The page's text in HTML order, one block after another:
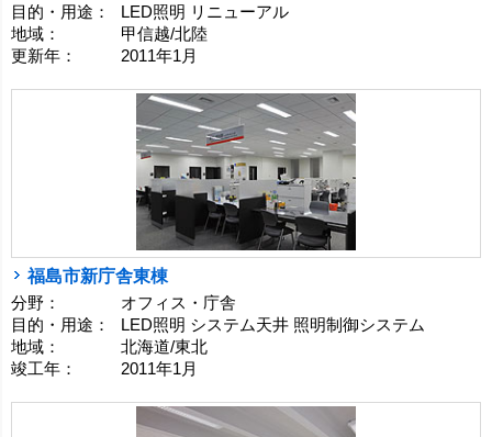
目的・用途：
LED照明 リニューアル
地域：
甲信越/北陸
更新年：
2011年1月
福島市新庁舎東棟
分野：
オフィス・庁舎
目的・用途：
LED照明 システム天井 照明制御システム
地域：
北海道/東北
竣工年：
2011年1月